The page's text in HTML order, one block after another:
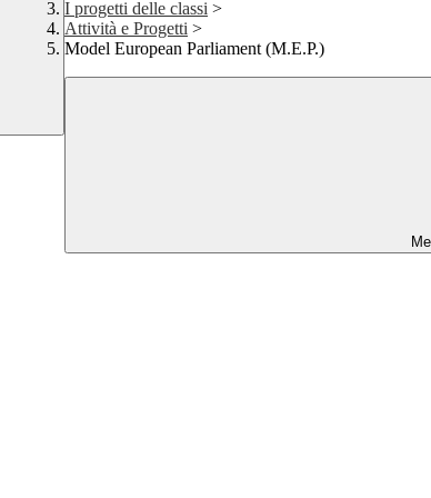
I progetti delle classi >
Attività e Progetti >
Model European Parliament (M.E.P.)